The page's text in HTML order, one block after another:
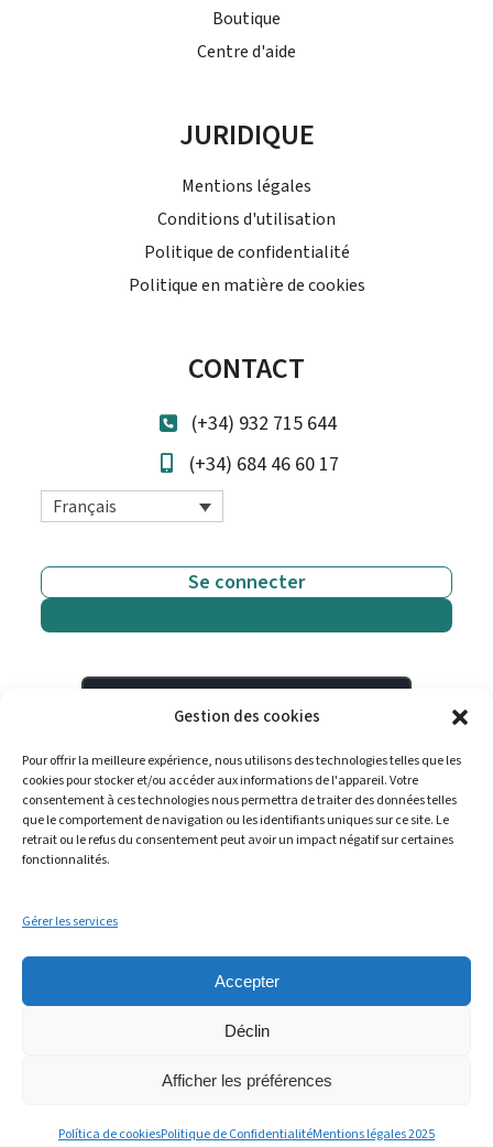
Gestion des cookies
Pour offrir la meilleure expérience, nous utilisons des technologies telles que les
cookies pour stocker et/ou accéder aux informations de l'appareil. Votre
consentement à ces technologies nous permettra de traiter des données telles
que le comportement de navigation ou les identifiants uniques sur ce site. Le
retrait ou le refus du consentement peut avoir un impact négatif sur certaines
fonctionnalités.
Gérer les services
Accepter
Déclin
Afficher les préférences
Política de cookiesPolitique de ConfidentialitéMentions légales 2025
Boutique
Centre d'aide
JURIDIQUE
Mentions légales
Conditions d'utilisation
Politique de confidentialité
Politique en matière de cookies
CONTACT
(+34) 932 715 644
(+34) 684 46 60 17
Français
Se connecter
LinkedInYouTube